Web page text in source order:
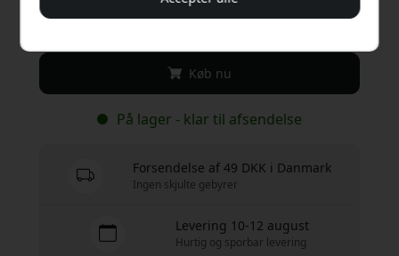
369 DKK
Køb nu
På lager - klar til afsendelse
Forsendelse af 49 DKK i Danmark
Ingen skjulte gebyrer
Levering 10-12 august
Hurtig og sporbar levering